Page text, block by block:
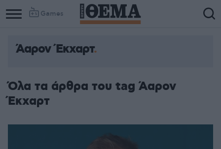
Games
Άαρον Έκχαρτ
Όλα τα άρθρα του tag Άαρον
Έκχαρτ